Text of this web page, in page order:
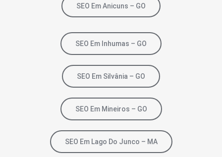
SEO Em Anicuns – GO
SEO Em Inhumas – GO
SEO Em Silvânia – GO
SEO Em Mineiros – GO
SEO Em Lago Do Junco – MA